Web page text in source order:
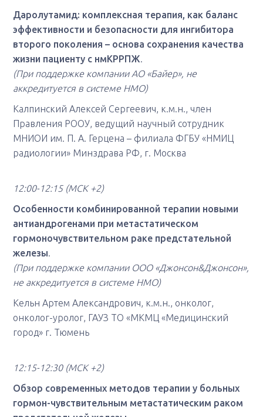
Даролутамид: комплексная терапия, как баланс
эффективности и безопасности для ингибитора
второго поколения – основа сохранения качества
жизни пациенту с нмКРРПЖ.
(При поддержке компании АО «Байер», не
аккредитуется в системе НМО)
Калпинский Алексей Сергеевич, к.м.н., член
Правления РООУ, ведущий научный сотрудник
МНИОИ им. П. А. Герцена – филиала ФГБУ «НМИЦ
радиологии» Минздрава РФ, г. Москва
12:00-12:15 (МСК +2)
Особенности комбинированной терапии новыми
антиандрогенами при метастатическом
гормоночувствительном раке предстательной
железы.
(При поддержке компании ООО «Джонсон&Джонсон»,
не аккредитуется в системе НМО)
Кельн Артем Александрович, к.м.н., онколог,
онколог-уролог, ГАУЗ ТО «МКМЦ «Медицинский
город» г. Тюмень
12:15-12:30 (МСК +2)
Обзор современных методов терапии у больных
гормон-чувствительным метастатическим раком